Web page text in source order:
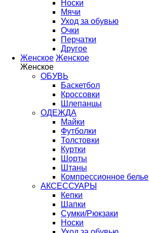
Носки
Мячи
Уход за обувью
Очки
Перчатки
Другое
Женское Женское
Женское
ОБУВЬ
Баскетбол
Кроссовки
Шлепанцы
ОДЕЖДА
Майки
Футболки
Толстовки
Куртки
Шорты
Штаны
Компрессионное белье
АКСЕССУАРЫ
Кепки
Шапки
Сумки/Рюкзаки
Носки